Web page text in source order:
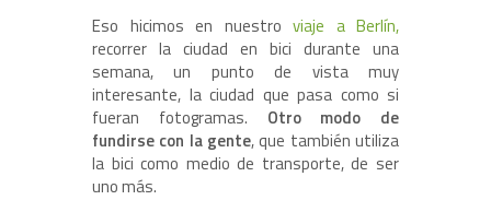
Eso hicimos en nuestro viaje a Berlín,
recorrer la ciudad en bici durante una
semana, un punto de vista muy
interesante, la ciudad que pasa como si
fueran fotogramas. Otro modo de
fundirse con la gente, que también utiliza
la bici como medio de transporte, de ser
uno más.